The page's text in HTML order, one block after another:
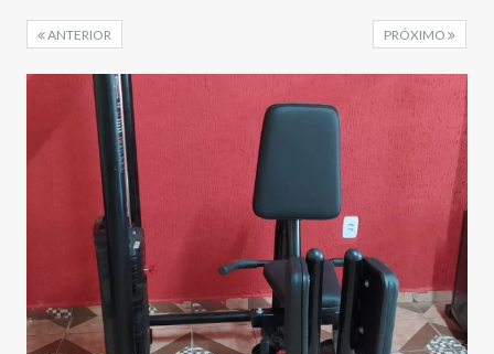
PRÓXIMO
ANTERIOR